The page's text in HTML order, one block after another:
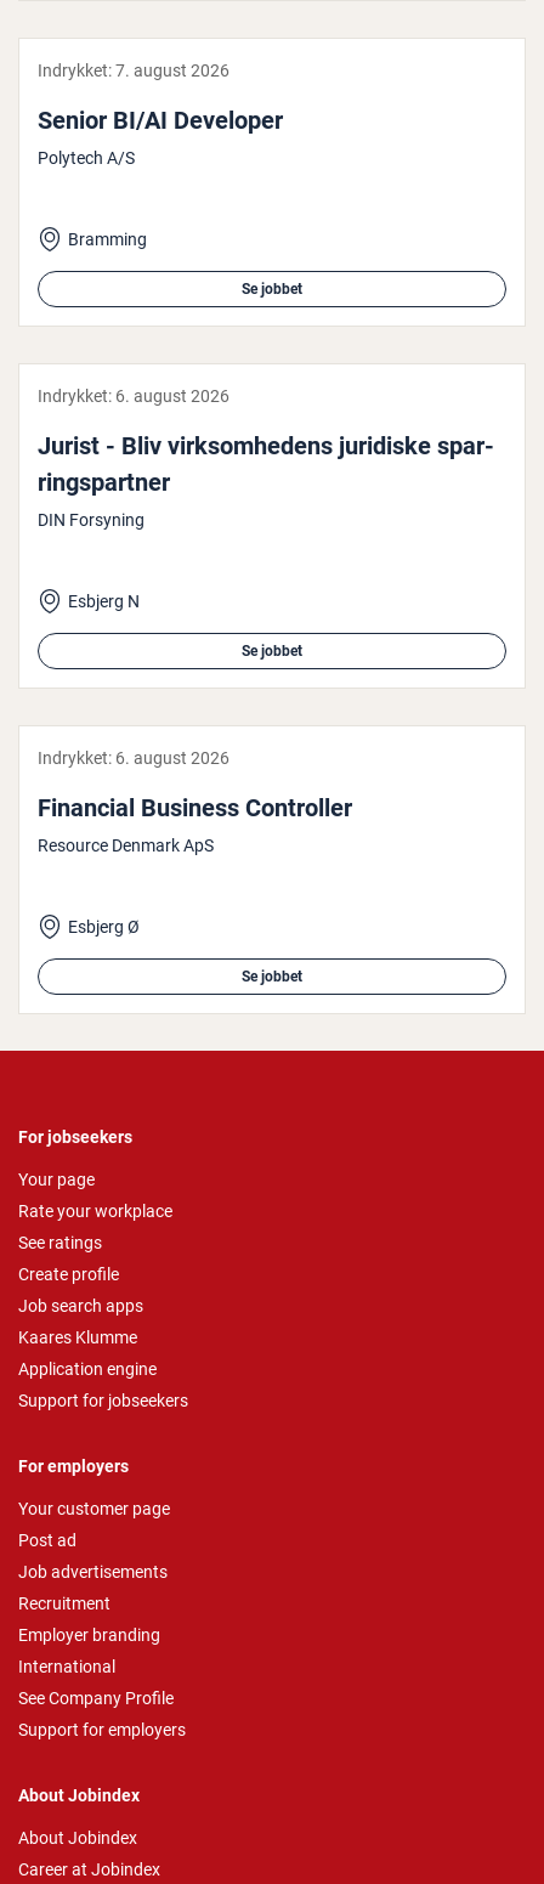
Indrykket:7. august 2026
Senior BI/AI Developer
Polytech A/S
Bramming
Se jobbet
Indrykket: 6. august 2026
Jurist - Bliv virk­som­he­dens juridiske spar­
rings­part­ner
DIN Forsyning
Esbjerg N
Se jobbet
Indrykket: 6. august 2026
Financial Business Con­trol­ler
Resource Denmark ApS
Esbjerg Ø
Se jobbet
For jobseekers
Your page
Rate your workplace
See ratings
Create profile
Job search apps
Kaares Klumme
Application engine
Support for jobseekers
For employers
Your customer page
Post ad
Job advertisements
Recruitment
Employer branding
International
See Company Profile
Support for employers
About Jobindex
About Jobindex
Career at Jobindex